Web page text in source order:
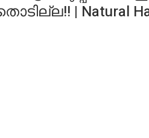
| Natural Hair